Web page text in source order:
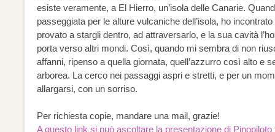
esiste veramente, a El Hierro, un’isola delle Canarie.
passeggiata per le alture vulcaniche dell’isola, ho
provato a stargli dentro, ad attraversarlo, e la sua cavità
porta verso altri mondi. Così, quando mi sembra di non
affanni, ripenso a quella giornata, quell’azzurro così alto e
arborea. La cerco nei passaggi aspri e stretti, e per un
allargarsi, con un sorriso.
Per richiesta copie, mandare una mail, grazie!
A questo link si può ascoltare la presentazione di